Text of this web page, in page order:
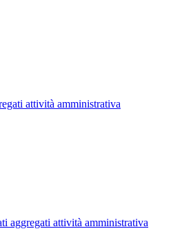
attività amministrativa
aggregati attività amministrativa